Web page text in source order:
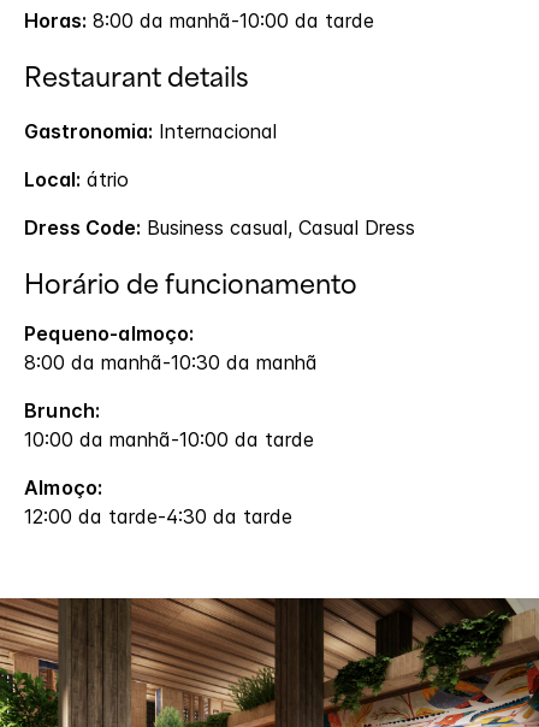
Horas: 8:00 da manhã-10:00 da tarde
Restaurant details
Gastronomia: Internacional
Local: átrio
Dress Code: Business casual, Casual Dress
Horário de funcionamento
Pequeno-almoço:
8:00 da manhã-10:30 da manhã
Brunch:
10:00 da manhã-10:00 da tarde
Almoço:
12:00 da tarde-4:30 da tarde